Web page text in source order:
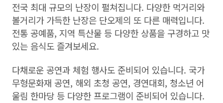
전국 최대 규모의 난장이 펼쳐집니다. 다양한 먹거리와
볼거리가 가득한 난장은 단오제의 또 다른 매력입니다.
전통 공예품, 지역 특산물 등 다양한 상품을 구경하고 맛
있는 음식도 즐겨보세요.
다채로운 공연과 체험 행사도 준비되어 있습니다. 국가
무형문화재 공연, 해외 초청 공연, 경연대회, 청소년 어
울림 한마당 등 다양한 프로그램이 준비되어 있습니다.